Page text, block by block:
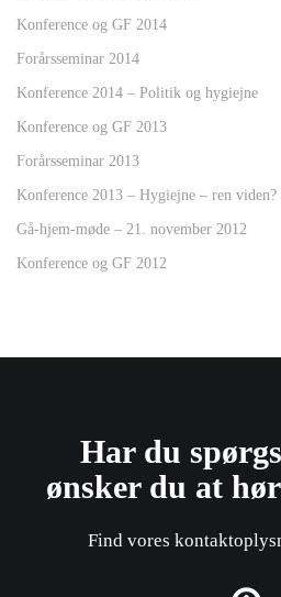
Konference og GF 2014
Forårsseminar 2014
Konference 2014 – Politik og hygiejne
Konference og GF 2013
Forårsseminar 2013
Konference 2013 – Hygiejne – ren viden?
Gå-hjem-møde – 21. november 2012
Konference og GF 2012
Har du
ønsker du at
Find vores